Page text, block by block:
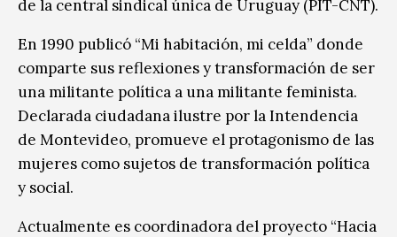
de la central sindical única de Uruguay (PIT-CNT).
En 1990 publicó “Mi habitación, mi celda” donde
comparte sus reflexiones y transformación de ser
una militante política a una militante feminista.
Declarada ciudadana ilustre por la Intendencia
de Montevideo, promueve el protagonismo de las
mujeres como sujetos de transformación política
y social.
Actualmente es coordinadora del proyecto “Hacia